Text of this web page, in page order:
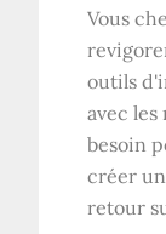
Vous
outils
avec les
besoin
créer
retour